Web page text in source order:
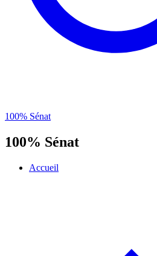
100% Sénat
100% Sénat
Accueil